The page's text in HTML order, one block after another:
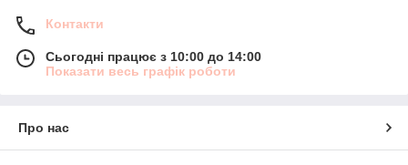
Контакти
Сьогодні працює з 10:00 до 14:00
Показати весь графік роботи
Про нас